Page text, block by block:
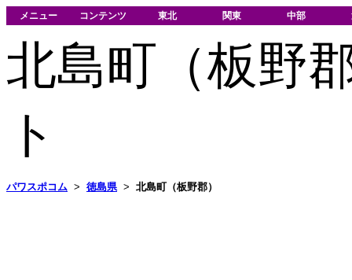
メニュー コンテンツ 東北 関東 中部
北島町（板野
ト
パワスポコム > 徳島県 > 北島町（板野郡）